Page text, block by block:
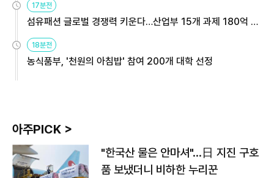
17분전
섬유패션 글로벌 경쟁력 키운다…산업부 15개 과제 180억 지
원
18분전
농식품부, '천원의 아침밥' 참여 200개 대학 선정
아주PICK >
"한국산 물은 안마셔"…日 지진 구호
품 보냈더니 비하한 누리꾼